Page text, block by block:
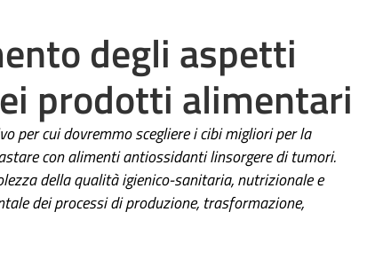
degli aspetti
prodotti alimentari
per cui dovremmo scegliere i cibi migliori per la
con alimenti antiossidanti linsorgere di tumori.
della qualità igienico-sanitaria, nutrizionale e
dei processi di produzione, trasformazione,